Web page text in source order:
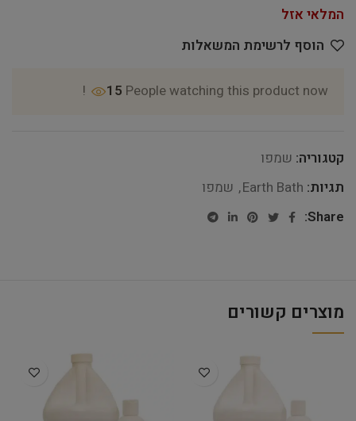
המלאי אזל
הוסף לרשימת המשאלות
15 People watching this product now!
קטגוריה: שמפו
תגיות: Earth Bath
, שמפו
Share:
מוצרים קשורים